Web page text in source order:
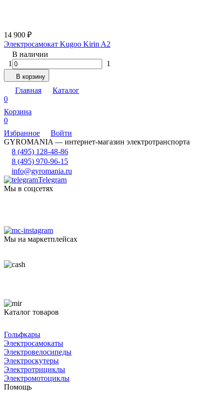
14 900 ₽
Электросамокат Kugoo Kirin A2
В наличии
1
1
В корзину
Главная
Каталог
0
Корзина
0
Избранное
Войти
GYROMANIA — интернет-магазин электротранспорта
8 (495) 128-48-86
8 (495) 970-96-15
info@gyromania.ru
Telegram
Мы в соцсетях
Мы на маркетплейсах
Каталог товаров
Гольфкары
Электросамокаты
Электровелосипеды
Электроскутеры
Электротрициклы
Электромотоциклы
Помощь